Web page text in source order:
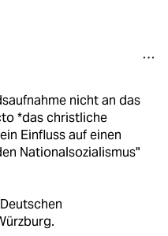
nicht an das
*das christliche
Einfluss auf einen
Nationalsozialismus"